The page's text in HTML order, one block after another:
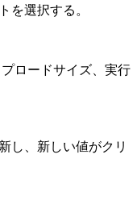
を選択する。
ロードサイズ、実行
し、新しい値がクリ